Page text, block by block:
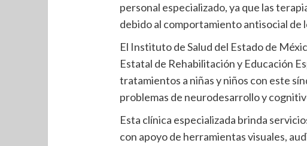
personal especializado, ya que las
debido al comportamiento antisocial de
El Instituto de Salud del Estado de
Estatal de Rehabilitación y Educación
tratamientos a niñas y niños con este
problemas de neurodesarrollo y
Esta clínica especializada brinda
con apoyo de herramientas visuales,